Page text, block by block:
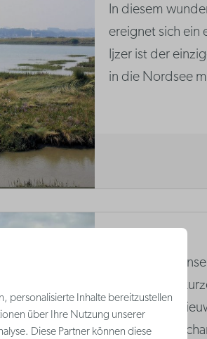
In diesem
ereignet sich ein
Ijzer ist der
in die Nordsee
In Gehweite
und nur eine
Residenz in
Westgolf, ein
personalisierte Inhalte bereitzustellen
über Ihre Nutzung unserer
Diese Partner können diese